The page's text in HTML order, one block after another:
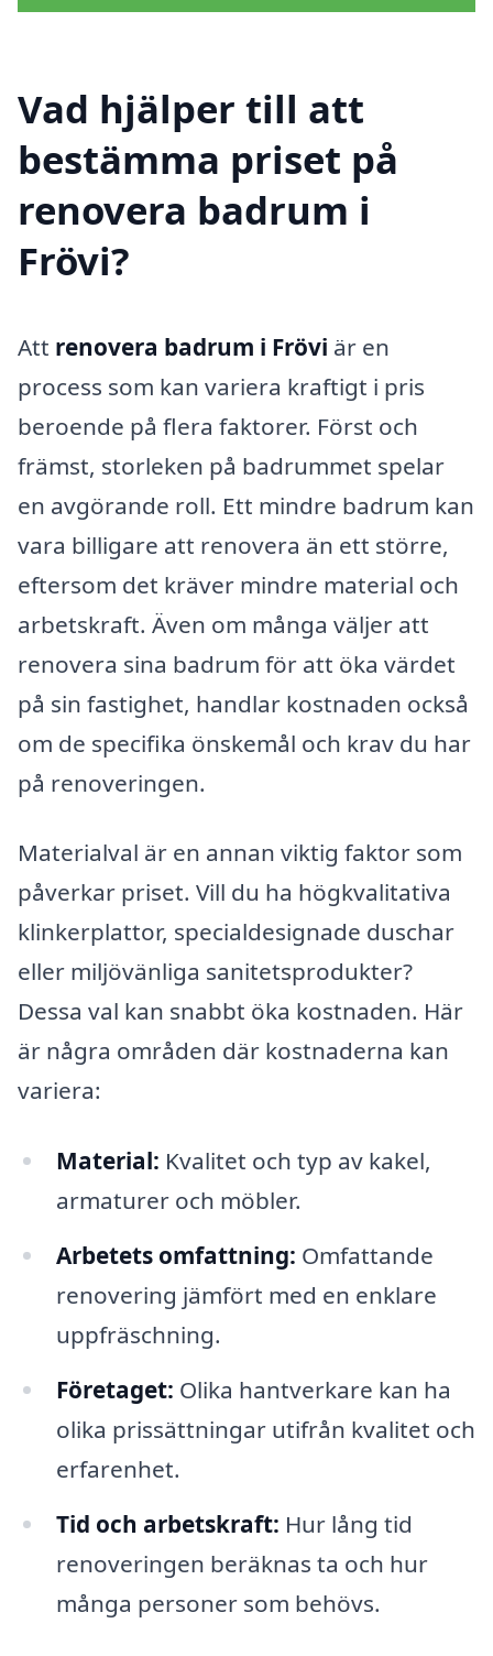
Vad hjälper till att
bestämma priset på
renovera badrum i
Frövi?
Att renovera badrum i Frövi är en
process som kan variera kraftigt i pris
beroende på flera faktorer. Först och
främst, storleken på badrummet spelar
en avgörande roll. Ett mindre badrum kan
vara billigare att renovera än ett större,
eftersom det kräver mindre material och
arbetskraft. Även om många väljer att
renovera sina badrum för att öka värdet
på sin fastighet, handlar kostnaden också
om de specifika önskemål och krav du har
på renoveringen.
Materialval är en annan viktig faktor som
påverkar priset. Vill du ha högkvalitativa
klinkerplattor, specialdesignade duschar
eller miljövänliga sanitetsprodukter?
Dessa val kan snabbt öka kostnaden. Här
är några områden där kostnaderna kan
variera:
Material: Kvalitet och typ av kakel,
armaturer och möbler.
Arbetets omfattning: Omfattande
renovering jämfört med en enklare
uppfräschning.
Företaget: Olika hantverkare kan ha
olika prissättningar utifrån kvalitet och
erfarenhet.
Tid och arbetskraft: Hur lång tid
renoveringen beräknas ta och hur
många personer som behövs.